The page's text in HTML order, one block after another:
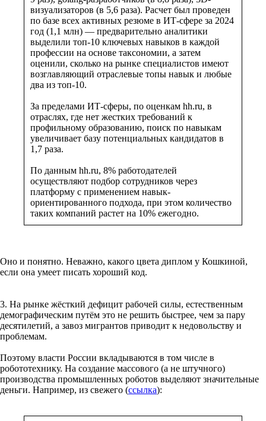
визуализаторов (в 5,6 раза). Расчет был проведен
по базе всех активных резюме в ИТ-сфере за 2024
год (1,1 млн) — предварительно аналитики
выделили топ-10 ключевых навыков в каждой
профессии на основе таксономии, а затем
оценили, сколько на рынке специалистов имеют
возглавляющий отраслевые топы навык и любые
два из топ-10.
За пределами ИТ-сферы, по оценкам hh.ru, в
отраслях, где нет жестких требований к
профильному образованию, поиск по навыкам
увеличивает базу потенциальных кандидатов в
1,7 раза.
По данным hh.ru, 8% работодателей
осуществляют подбор сотрудников через
платформу с применением навык-
ориентированного подхода, при этом количество
таких компаний растет на 10% ежегодно.
Оно и понятно. Неважно, какого цвета диплом у Кошкиной,
если она умеет писать хороший код.
3. На рынке жёсткий дефицит рабочей силы, естественным
демографическим путём это не решить быстрее, чем за пару
десятилетий, а завоз мигрантов приводит к недовольству и
проблемам.
Поэтому власти России вкладываются в том числе в
робототехнику. На создание массового (а не штучного)
производства промышленных роботов выделяют значительные
деньги. Например, из свежего (ссылка):